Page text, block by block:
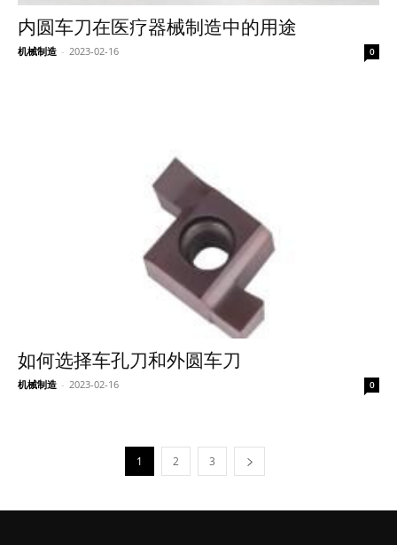
内圆车刀在医疗器械制造中的用途
机械制造 - 2023-02-16 0
如何选择车孔刀和外圆车刀
机械制造 - 2023-02-16 0
1 2 3